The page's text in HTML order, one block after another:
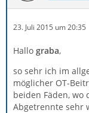
23. Juli 2015 um 20:35
Hallo graba,
so sehr ich im
möglicher OT-
beiden Fäden,
Abgetrennte sehr